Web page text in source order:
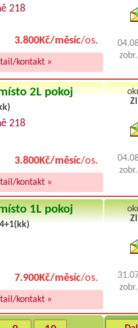
218
3.800Kč/měsíc/os.
kontakt »
2L pokoj
218
3.800Kč/měsíc/os.
kontakt »
1L pokoj
7.900Kč/měsíc/os.
kontakt »